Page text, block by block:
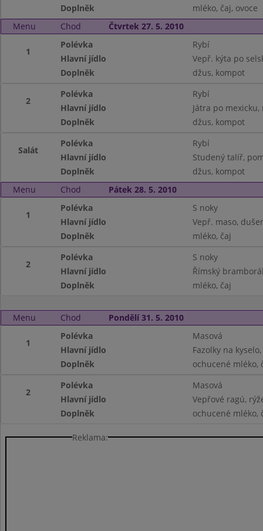
Doplněk
mléko, čaj, ovoce
Menu
Chod Čtvrtek 27. 5. 2010
1
Polévka
Rybí
Hlavní jídlo
Vepř. kýta po
Doplněk
džus, kompot
2
Polévka
Rybí
Hlavní jídlo
Játra po mexicku,
Doplněk
džus, kompot
Salát
Polévka
Rybí
Hlavní jídlo
Studený talíř,
Doplněk
džus, kompot
Menu
Chod Pátek 28. 5. 2010
1
Polévka
S noky
Hlavní jídlo
Vepř. maso,
Doplněk
mléko, čaj
2
Polévka
S noky
Hlavní jídlo
Římský
Doplněk
mléko, čaj
Menu Chod Pondělí 31. 5. 2010
1
Polévka
Masová
Hlavní jídlo
Fazolky na
Doplněk
ochucené mléko,
2
Polévka
Masová
Hlavní jídlo
Vepřové ragú,
Doplněk
ochucené mléko,
Reklama: